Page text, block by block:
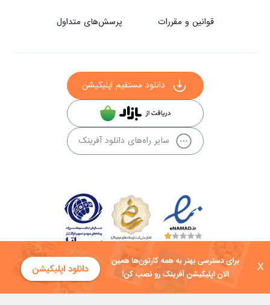
X
قوانین و مقررات پرسش‌های متداول
دانلود مستقیم اپلیکیشن
سایر راه‌های دانلود آفرینک
کلیه حقوق این سایت به شرکت توسعه فناوی هفت آسمان توکان تعلق دارد و